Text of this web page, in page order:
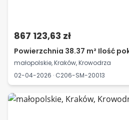
867 123,63 zł
Powierzchnia 38.37 m² Ilość
małopolskie, Kraków, Krowodrza
02-04-2026 · C206-SM-20013